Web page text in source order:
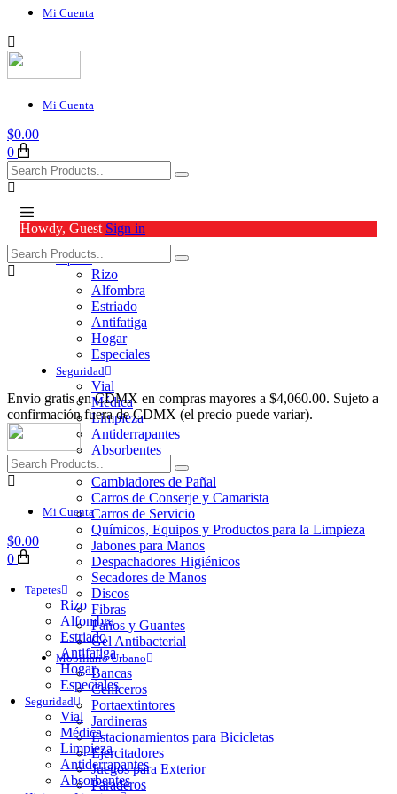
Mi Cuenta
Mi Cuenta
$0.00
0
Howdy, Guest Sign in
Tapetes
Rizo
Alfombra
Estriado
Antifatiga
Hogar
Especiales
Seguridad
Vial
Médica
Limpieza
Antiderrapantes
Absorbentes
Higiene y Limpieza
Cambiadores de Pañal
Carros de Conserje y Camarista
Carros de Servicio
Químicos, Equipos y Productos para la Limpieza
Jabones para Manos
Despachadores Higiénicos
Secadores de Manos
Discos
Fibras
Paños y Guantes
Gel Antibacterial
Mobiliario Urbano
Bancas
Ceniceros
Portaextintores
Jardineras
Estacionamientos para Bicicletas
Ejercitadores
Juegos para Exterior
Paraderos
Envio gratis en CDMX en compras mayores a $4,060.00. Sujeto a
confirmación fuera de CDMX (el precio puede variar).
Mi Cuenta
$0.00
0
Tapetes
Rizo
Alfombra
Estriado
Antifatiga
Hogar
Especiales
Seguridad
Vial
Médica
Limpieza
Antiderrapantes
Absorbentes